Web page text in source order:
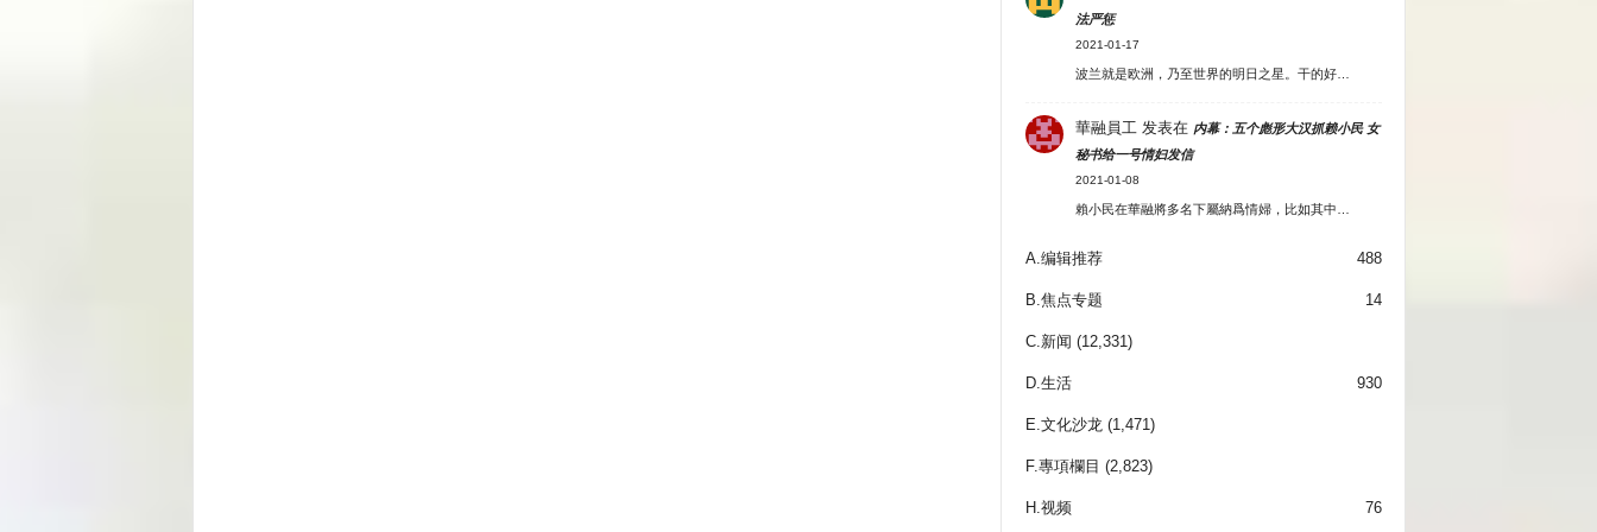
法严惩
2021-01-17
波兰就是欧洲，乃至世界的明日之星。干的好…
華融員工 发表在 内幕：五个彪形大汉抓赖小民 女
秘书给一号情妇发信
2021-01-08
賴小民在華融將多名下屬納爲情婦，比如其中…
A.编辑推荐 488
B.焦点专题 14
C.新闻 (12,331)
D.生活 930
E.文化沙龙 (1,471)
F.專項欄目 (2,823)
H.视频 76